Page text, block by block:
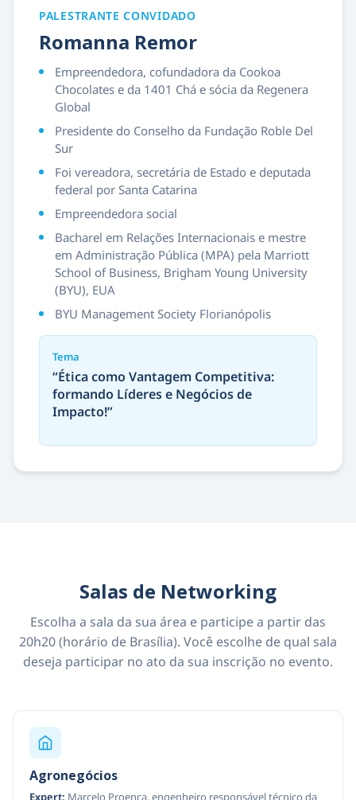
PALESTRANTE CONVIDADO
Romanna Remor
Empreendedora, cofundadora da Cookoa
Chocolates e da 1401 Chá e sócia da Regenera
Global
Presidente do Conselho da Fundação Roble Del
Sur
Foi vereadora, secretária de Estado e deputada
federal por Santa Catarina
Empreendedora social
Bacharel em Relações Internacionais e mestre
em Administração Pública (MPA) pela Marriott
School of Business, Brigham Young University
(BYU), EUA
BYU Management Society Florianópolis
Tema
“Ética como Vantagem Competitiva:
formando Líderes e Negócios de
Impacto!”
Salas de Networking
Escolha a sala da sua área e participe a partir das
20h20 (horário de Brasília). Você escolhe de qual sala
deseja participar no ato da sua inscrição no evento.
Agronegócios
Expert: Marcelo Proença, engenheiro responsável técnico da